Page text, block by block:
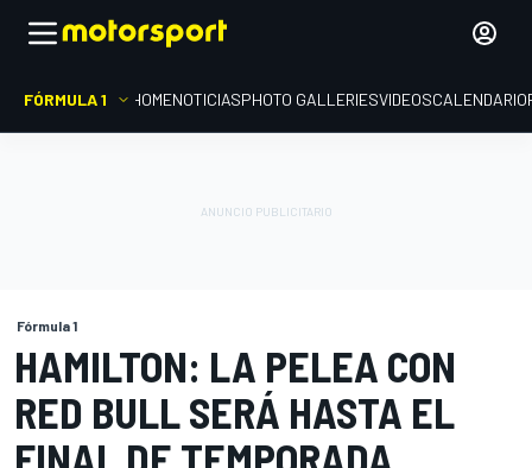
FÓRMULA 1 HOMENOTICIASPHOTO GALLERIESVIDEOSCALENDARIO
Fórmula 1
HAMILTON: LA PELEA CON
RED BULL SERÁ HASTA EL